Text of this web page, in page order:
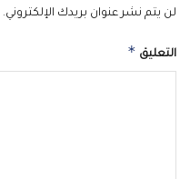
لن يتم نشر عنوان بريدك الإلكتروني.
التعليق *